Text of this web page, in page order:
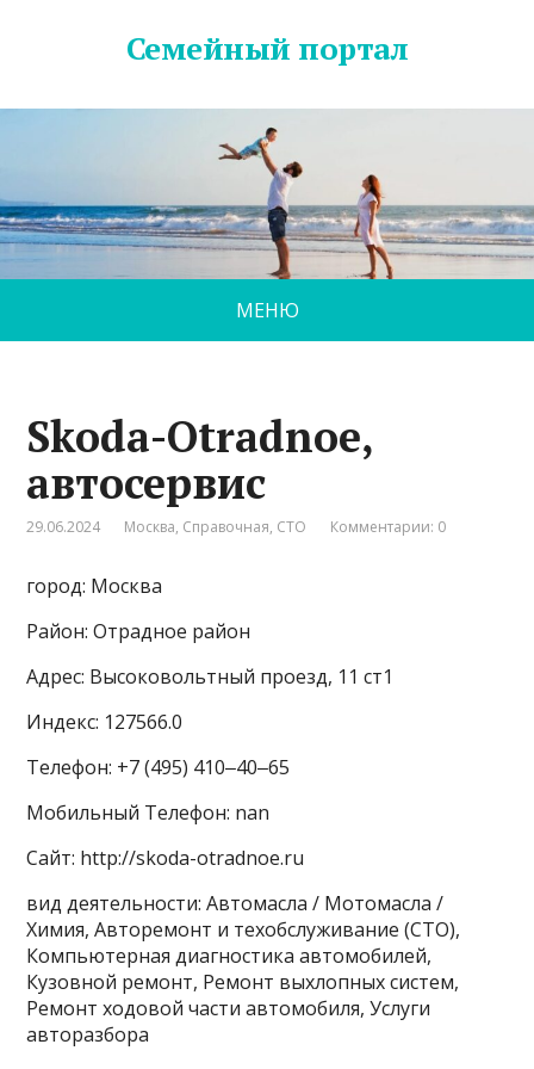
Семейный портал
МЕНЮ
Skoda-Otradnoe,
автосервис
29.06.2024 Москва, Справочная, СТО Комментарии: 0
город: Москва
Район: Отрадное район
Адрес: Высоковольтный проезд, 11 ст1
Индекс: 127566.0
Телефон: +7 (495) 410‒40‒65
Мобильный Телефон: nan
Сайт: http://skoda-otradnoe.ru
вид деятельности: Автомасла / Мотомасла /
Химия, Авторемонт и техобслуживание (СТО),
Компьютерная диагностика автомобилей,
Кузовной ремонт, Ремонт выхлопных систем,
Ремонт ходовой части автомобиля, Услуги
авторазбора